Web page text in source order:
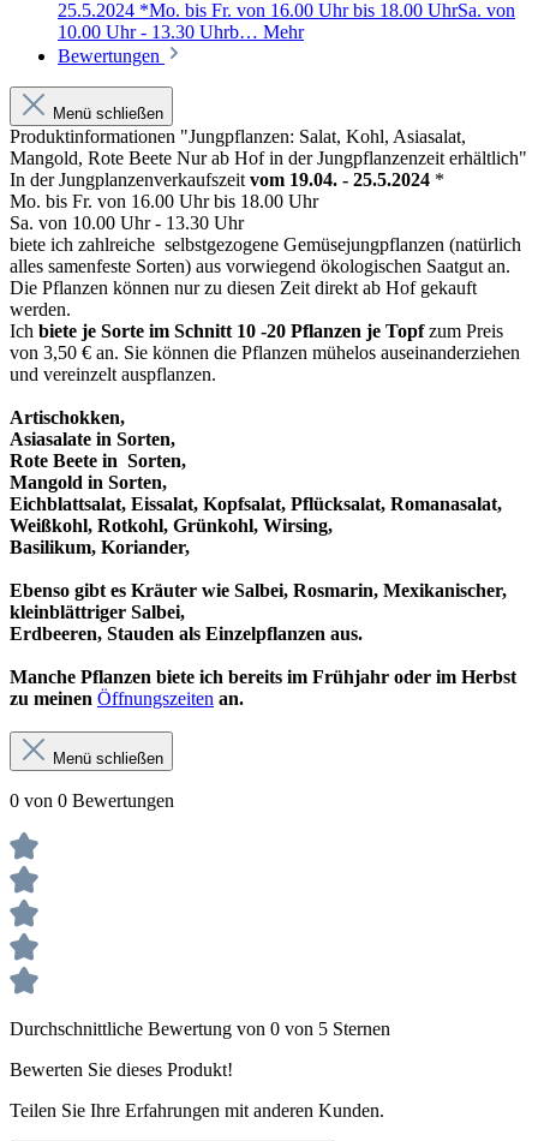
25.5.2024 *Mo. bis Fr. von 16.00 Uhr bis 18.00 UhrSa. von
10.00 Uhr - 13.30 Uhrb… Mehr
Bewertungen
Menü schließen
Produktinformationen "Jungpflanzen: Salat, Kohl, Asiasalat,
Mangold, Rote Beete Nur ab Hof in der Jungpflanzenzeit erhältlich"
In der Jungplanzenverkaufszeit vom 19.04. - 25.5.2024 *
Mo. bis Fr. von 16.00 Uhr bis 18.00 Uhr
Sa. von 10.00 Uhr - 13.30 Uhr
biete ich zahlreiche selbstgezogene Gemüsejungpflanzen (natürlich
alles samenfeste Sorten) aus vorwiegend ökologischen Saatgut an.
Die Pflanzen können nur zu diesen Zeit direkt ab Hof gekauft
werden.
Ich biete je Sorte im Schnitt 10 -20 Pflanzen je Topfzum Preis
von 3,50 € an. Sie können die Pflanzen mühelos auseinanderziehen
und vereinzelt auspflanzen.
Artischokken,
Asiasalate in Sorten,
Rote Beete in Sorten,
Mangold in Sorten,
Eichblattsalat, Eissalat, Kopfsalat, Pflücksalat, Romanasalat,
Weißkohl, Rotkohl, Grünkohl, Wirsing,
Basilikum, Koriander,
Ebenso gibt es Kräuter wie Salbei, Rosmarin, Mexikanischer,
kleinblättriger Salbei,
Erdbeeren, Stauden als Einzelpflanzen aus.
Manche Pflanzen biete ich bereits im Frühjahr oder im Herbst
zu meinen Öffnungszeiten an.
Menü schließen
0 von 0 Bewertungen
Durchschnittliche Bewertung von 0 von 5 Sternen
Bewerten Sie dieses Produkt!
Teilen Sie Ihre Erfahrungen mit anderen Kunden.